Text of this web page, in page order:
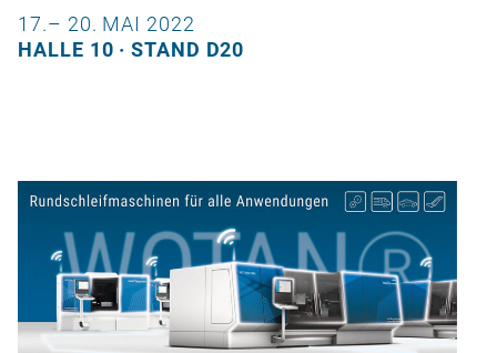
17.– 20. MAI 2022
HALLE 10 · STAND D20